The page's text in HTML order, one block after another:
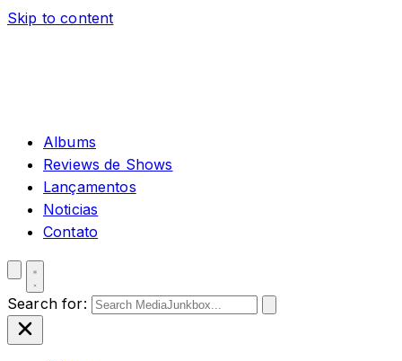
Skip to content
Albums
Reviews de Shows
Lançamentos
Noticias
Contato
Search for: